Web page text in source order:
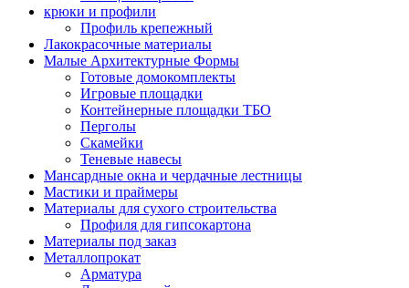
крюки и профили
Профиль крепежный
Лакокрасочные материалы
Малые Архитектурные Формы
Готовые домокомплекты
Игровые площадки
Контейнерные площадки ТБО
Перголы
Скамейки
Теневые навесы
Мансардные окна и чердачные лестницы
Мастики и праймеры
Материалы для сухого строительства
Профиля для гипсокартона
Материалы под заказ
Металлопрокат
Арматура